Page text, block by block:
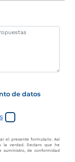
de datos
el presente formulario. Así
la verdad. Declaro que he
suministro, de conformidad